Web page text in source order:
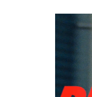
プ
ー